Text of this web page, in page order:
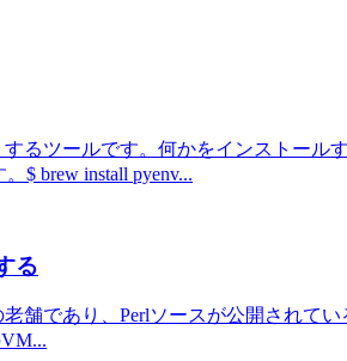
るツールです。何かをインストール
$ brew install pyenv...
る
舗であり、Perlソースが公開されてい